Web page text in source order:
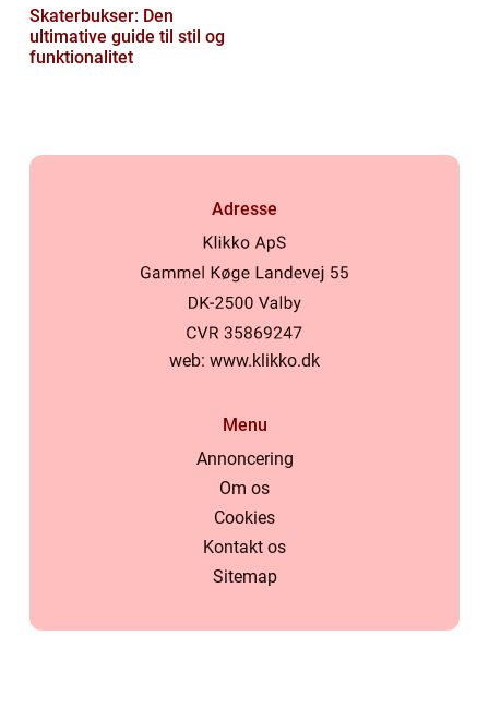
Skaterbukser: Den
ultimative guide til stil og
funktionalitet
Adresse
web: www.klikko.dk
Menu
Annoncering
Om os
Cookies
Kontakt os
Sitemap